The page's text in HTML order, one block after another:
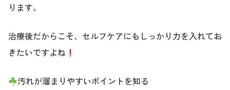
ります。
治療後だからこそ、セルフケアにもしっかり力を入れてお
きたいですよね
汚れが溜まりやすいポイントを知る